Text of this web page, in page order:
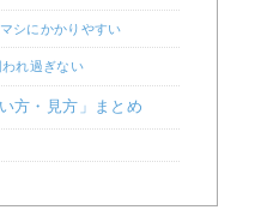
シにかかりやすい
われ過ぎない
方・見方」まとめ